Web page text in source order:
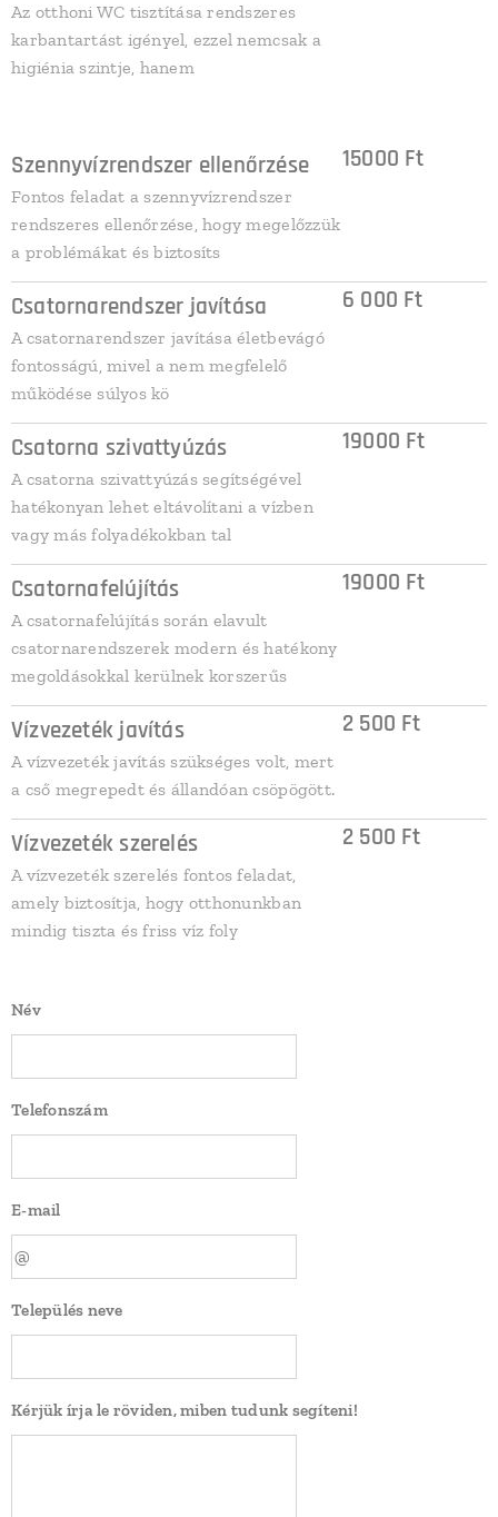
Az otthoni WC tisztítása rendszeres
karbantartást igényel, ezzel nemcsak a
higiénia szintje, hanem
Szennyvízrendszer ellenőrzése
Fontos feladat a szennyvízrendszer
rendszeres ellenőrzése, hogy megelőzzük
a problémákat és biztosíts
15000 Ft
Csatornarendszer javítása
A csatornarendszer javítása életbevágó
fontosságú, mivel a nem megfelelő
működése súlyos kö
6 000 Ft
Csatorna szivattyúzás
A csatorna szivattyúzás segítségével
hatékonyan lehet eltávolítani a vízben
vagy más folyadékokban tal
19000 Ft
Csatornafelújítás
A csatornafelújítás során elavult
csatornarendszerek modern és hatékony
megoldásokkal kerülnek korszerűs
19000 Ft
Vízvezeték javítás
A vízvezeték javítás szükséges volt, mert
a cső megrepedt és állandóan csöpögött.
2 500 Ft
Vízvezeték szerelés
A vízvezeték szerelés fontos feladat,
amely biztosítja, hogy otthonunkban
mindig tiszta és friss víz foly
2 500 Ft
Név
Telefonszám
E-mail
Település neve
Kérjük írja le röviden, miben tudunk segíteni!